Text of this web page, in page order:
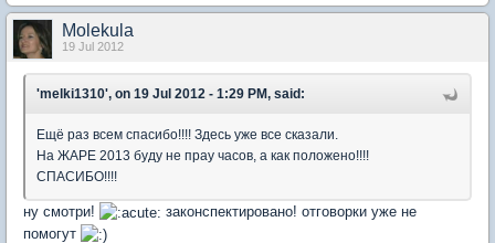
Molekula
19 Jul 2012
'melki1310', on 19 Jul 2012 - 1:29 PM, said:
Ещё раз всем спасибо!!!! Здесь уже все сказали.
На ЖАРЕ 2013 буду не прау часов, а как положено!!!!
СПАСИБО!!!!
ну смотри!
законспектировано! отговорки уже не
помогут